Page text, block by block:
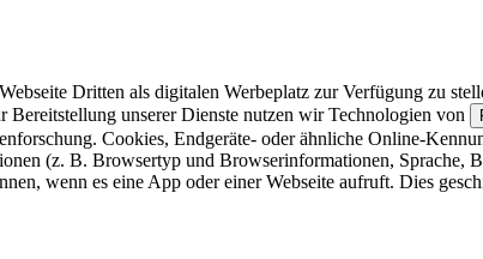
Dritten als digitalen Werbeplatz zur Verfügung zu
Bereitstellung unserer Dienste nutzen wir Technologien von
Cookies, Endgeräte- oder ähnliche Online-
(z. B. Browsertyp und Browserinformationen, Sprache,
wenn es eine App oder einer Webseite aufruft. Dies